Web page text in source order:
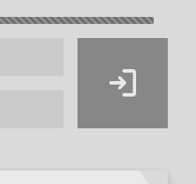
login